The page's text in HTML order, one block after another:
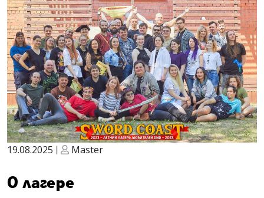
Опубликовано
19.08.2025 | Опубликовано
Master
О лагере